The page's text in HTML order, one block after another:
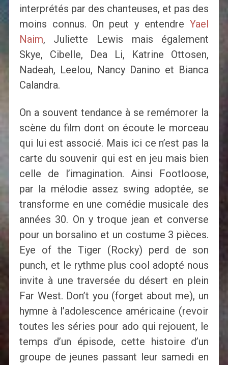
interprétés par des chanteuses, et pas des
moins connus. On peut y entendreYael
Naim, Juliette Lewis mais également
Skye, Cibelle, Dea Li, Katrine Ottosen,
Nadeah, Leelou, Nancy Danino et Bianca
Calandra.
On a souvent tendance à se remémorer la
scène du film dont on écoute le morceau
qui lui est associé. Mais ici ce n’est pas la
carte du souvenir qui est en jeu mais bien
celle de l’imagination. Ainsi Footloose,
par la mélodie assez swing adoptée, se
transforme en une comédie musicale des
années 30. On y troque jean et converse
pour un borsalino et un costume 3 pièces.
Eye of the Tiger (Rocky) perd de son
punch, et le rythme plus cool adopté nous
invite à une traversée du désert en plein
Far West. Don’t you (forget about me), un
hymne à l’adolescence américaine (revoir
toutes les séries pour ado qui rejouent, le
temps d’un épisode, cette histoire d’un
groupe de jeunes passant leur samedi en